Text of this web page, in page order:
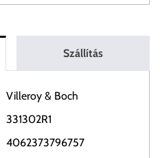
Szállítás
Villeroy & Boch
331302R1
4062373796757